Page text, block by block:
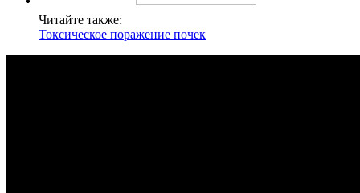
Читайте также:
Токсическое поражение почек